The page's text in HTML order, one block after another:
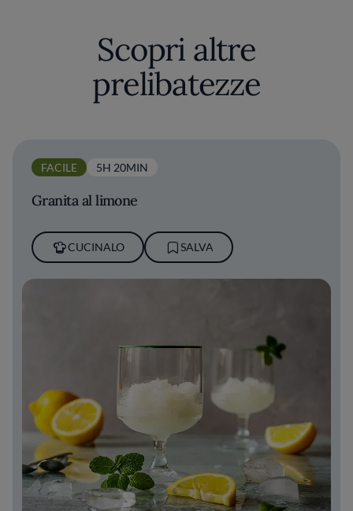
Scopri altre
prelibatezze
FACILE 5H 20MIN
Granita al limone
CUCINALO SALVA